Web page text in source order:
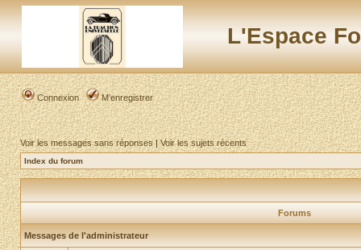
L'Espace
Connexion M’enregistrer
Voir les messages sans réponses|Voir les sujets récents
Index du forum
Forums
Messages de l'administrateur